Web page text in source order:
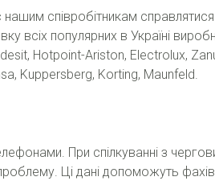
співробітникам
всіх популярних в Україні
Hotpoint-Ariston, Electrolux,
Kuppersberg, Korting, Maunfeld.
При спілкуванні з
Ці дані допоможуть